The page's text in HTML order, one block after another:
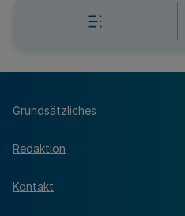
Grundsätzliches
Redaktion
Kontakt